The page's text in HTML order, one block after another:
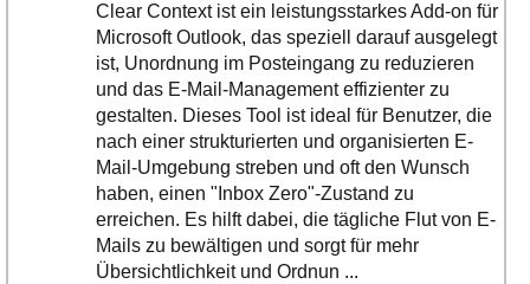
Clear Context ist ein leistungsstarkes Add-on für
Microsoft Outlook, das speziell darauf ausgelegt
ist, Unordnung im Posteingang zu reduzieren
und das E-Mail-Management effizienter zu
gestalten. Dieses Tool ist ideal für Benutzer, die
nach einer strukturierten und organisierten E-
Mail-Umgebung streben und oft den Wunsch
haben, einen "Inbox Zero"-Zustand zu
erreichen. Es hilft dabei, die tägliche Flut von E-
Mails zu bewältigen und sorgt für mehr
Übersichtlichkeit und Ordnun ...